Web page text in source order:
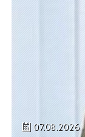
07.08.2026